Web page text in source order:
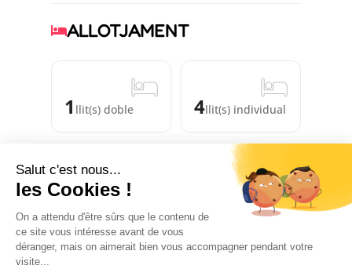
ALLOTJAMENT
1 llit(s) doble 4llit(s) individual
COMODITATS
SERVEIS